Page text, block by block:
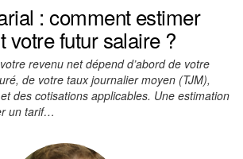
: comment estimer
votre futur salaire ?
revenu net dépend d’abord de votre
de votre taux journalier moyen (TJM),
des cotisations applicables. Une estimation
un tarif…